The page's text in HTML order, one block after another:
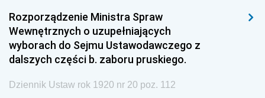
Rozporządzenie Ministra Spraw
Wewnętrznych o uzupełniających
wyborach do Sejmu Ustawodawczego z
dalszych części b. zaboru pruskiego.
Dziennik Ustaw rok 1920 nr 20 poz. 112